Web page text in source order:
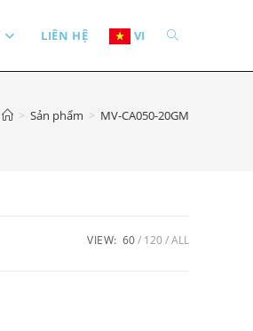
LIÊN HỆ VI TOGGLE
> Sản phẩm > MV-CA050-20GM
VIEW: 60 120 ALL